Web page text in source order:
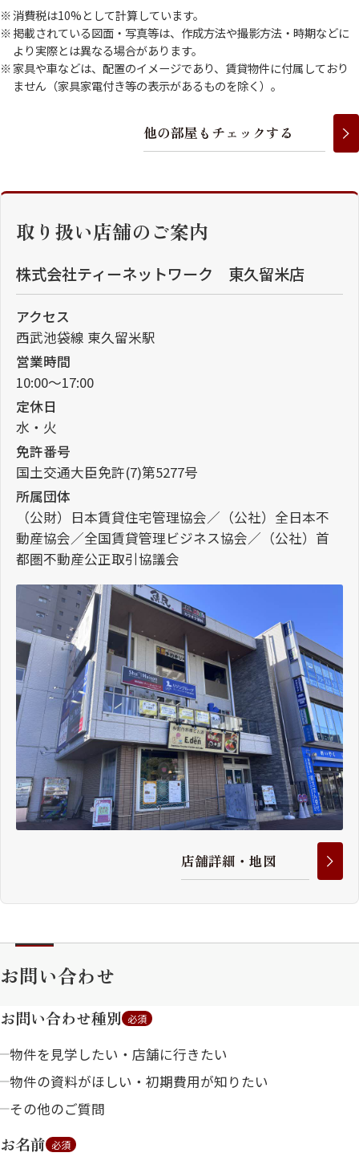
消費税は10%として計算しています。
掲載されている図面・写真等は、作成方法や撮影方法・時期などに
より実際とは異なる場合があります。
家具や車などは、配置のイメージであり、賃貸物件に付属しており
ません（家具家電付き等の表示があるものを除く）。
他の部屋 も チェ ッ クする
取り扱い店舗のご案内
株式会社ティーネットワーク 東久留米店
アクセス
西武池袋線 東久留米駅
営業時間
10:00～17:00
定休日
水・火
免許番号
国土交通大臣免許(7)第5277号
所属団体
（公財）日本賃貸住宅管理協会／（公社）全日本不
動産協会／全国賃貸管理ビジネス協会／（公社）首
都圏不動産公正取引協議会
店舗詳細 ・地図
お問い合わせ
お問い合わせ種別 必須
物件を見学したい・店舗に行きたい
物件の資料がほしい・初期費用が知りたい
その他のご質問
お名前 必須